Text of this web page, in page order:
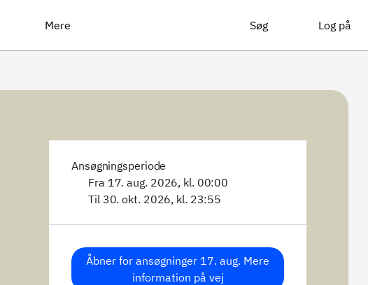
Mere Søg Log på
Ansøgningsperiode
Fra 17. aug. 2026, kl. 00:00
Til 30. okt. 2026, kl. 23:55
Åbner for ansøgninger 17. aug. Mere
information på vej